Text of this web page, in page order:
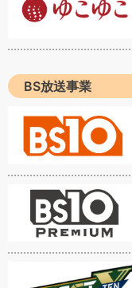
BS放送事業